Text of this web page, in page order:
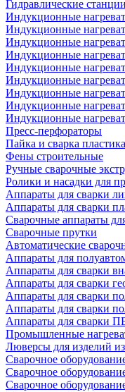
Гидравлические станции
Индукционные
Индукционные
Индукционные
Индукционные
Индукционные
Индукционные
Индукционные
Индукционные
Индукционные
Пресс-перфораторы
Пайка и сварка пластика
Фены строительные
Ручные сварочные
Ролики и насадки для
Аппараты для сварки
Аппараты для сварки
Сварочные аппараты
Сварочные прутки
Автоматические
Аппараты для
Аппараты для сварки
Аппараты для сварки
Аппараты для сварки
Аппараты для сварки
Аппараты для сварки
Промышленные
Люверсы для изделий
Сварочное
Сварочное
Сварочное